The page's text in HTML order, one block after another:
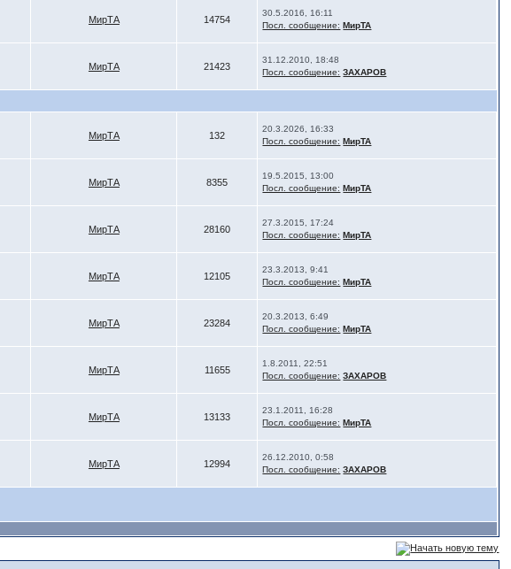
МирТА 14754
30.5.2016, 16:11
Посл. сообщение: МирТА
МирТА 21423
31.12.2010, 18:48
Посл. сообщение: ЗАХАРОВ
МирТА 132
20.3.2026, 16:33
Посл. сообщение: МирТА
МирТА 8355
19.5.2015, 13:00
Посл. сообщение: МирТА
МирТА 28160
27.3.2015, 17:24
Посл. сообщение: МирТА
МирТА 12105
23.3.2013, 9:41
Посл. сообщение: МирТА
МирТА 23284
20.3.2013, 6:49
Посл. сообщение: МирТА
МирТА 11655
1.8.2011, 22:51
Посл. сообщение: ЗАХАРОВ
МирТА 13133
23.1.2011, 16:28
Посл. сообщение: МирТА
МирТА 12994
26.12.2010, 0:58
Посл. сообщение: ЗАХАРОВ